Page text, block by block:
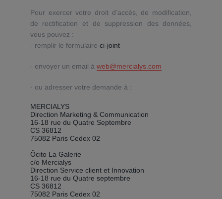
Pour exercer votre droit d’accès, de modification,
de rectification et de suppression des données,
vous pouvez :
- remplir le formulaire ci-joint
- envoyer un email à web@mercialys.com
- ou adresser votre demande à :
MERCIALYS
Direction Marketing & Communication
16-18 rue du Quatre Septembre
CS 36812
75082 Paris Cedex 02
Ôcito La Galerie
c/o Mercialys
Direction Service client et Innovation
16-18 rue du Quatre septembre
CS 36812
75082 Paris Cedex 02